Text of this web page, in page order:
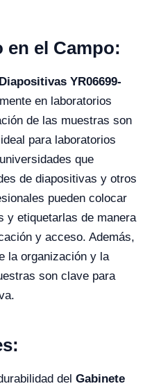
en el Campo:
YR06699-
en laboratorios
de las muestras son
para laboratorios
que
de diapositivas y otros
pueden colocar
y etiquetarlas de manera
y acceso. Además,
la organización y la
son clave para
del Gabinete